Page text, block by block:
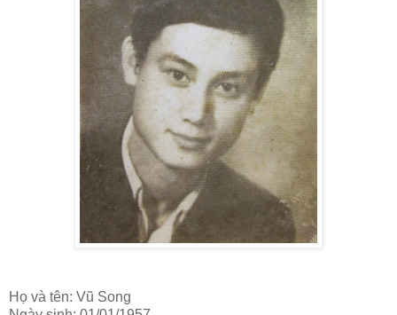
Họ và tên: Vũ Song